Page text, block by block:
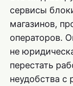
сервисы
магазинов,
операторов.
не
перестать
неудобства с